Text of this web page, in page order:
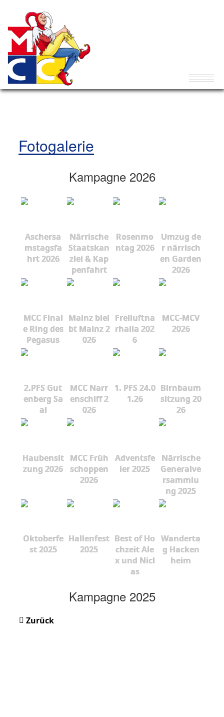
Fotogalerie
Kampagne 2026
Aschersa
mstagsfa
hrt 2026
Närrische
Staatskan
zlei & Kap
penfahrt
Rosenmo
ntag 2026
Umzug de
r närrisch
en Garden
2026
MCC Final
e Ring des
Pegasus
Mainz blei
bt Mainz 2
026
Freiluftna
rhalla 202
6
MCC-MCV
2026
2.PFS Gut
enberg Sa
al
MCC Narr
enschiff 2
026
1. PFS 24.0
1.26
Birnbaum
sitzung 20
26
Haubensit
zung 2026
MCC Früh
schoppen
2026
Adventsfe
ier 2025
Närrische
Generalve
rsammlu
ng 2025
Oktoberfe
st 2025
Hallenfest
2025
Best of Ho
chzeit Ale
x und Nicl
as
Wanderta
g Hacken
heim
Kampagne 2025
Zurück